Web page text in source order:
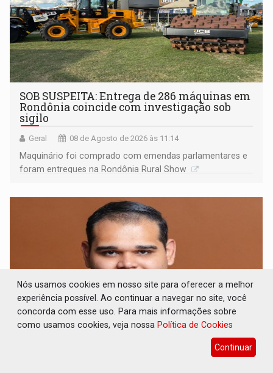
SOB SUSPEITA: Entrega de 286 máquinas em
Rondônia coincide com investigação sob
sigilo
Geral 08 de Agosto de 2026 às 11:14
Maquinário foi comprado com emendas parlamentares e
foram entregues na Rondônia Rural Show
Nós usamos cookies em nosso site para oferecer a melhor
experiência possível. Ao continuar a navegar no site, você
concorda com esse uso. Para mais informações sobre
como usamos cookies, veja nossa Política de Cookies
Continuar